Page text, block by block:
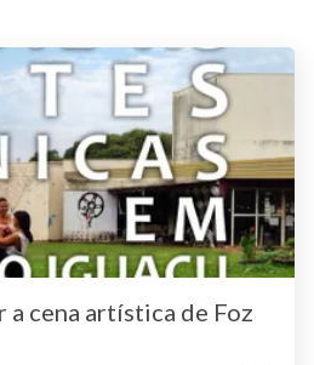
cena artística de Foz